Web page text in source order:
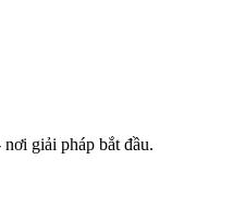
giải pháp bắt đầu.